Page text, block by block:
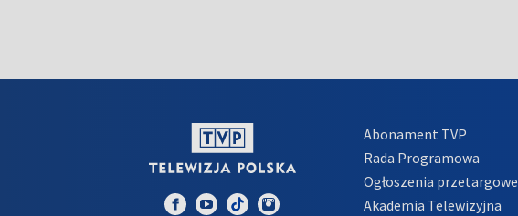
Abonament TVP
Rada Programowa
Ogłoszenia przetargowe
Akademia Telewizyjna